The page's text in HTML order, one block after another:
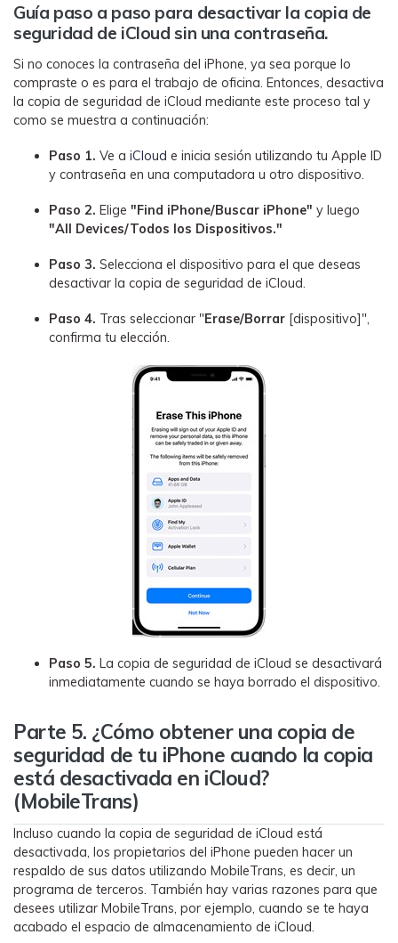
Guía paso a paso para desactivar la copia de
seguridad de iCloud sin una contraseña󠀲󠀡󠀠󠀥󠀩󠀧󠀣󠀨󠀨󠀳.
󠀰Si no conoces la contraseña del iPhone, ya sea porque lo
compraste o es para el trabajo de oficina.󠀲󠀡󠀠󠀥󠀩󠀧󠀣󠀨󠀩󠀳󠀰 Entonces, desactiva
la copia de seguridad de iCloud mediante este proceso tal y
como se muestra a continuación:󠀲󠀡󠀠󠀥󠀩󠀧󠀣󠀩󠀠󠀳
Paso 1. Ve a iCloud e inicia sesión utilizando tu Apple ID
y contraseña en una computadora u otro dispositivo.󠀲󠀡󠀠󠀥󠀩󠀧󠀣󠀩󠀢
Paso 2. Elige "Find iPhone/Buscar iPhone" y luego
"All Devices/Todos los Dispositivos."󠀲󠀡󠀠󠀥󠀩󠀧󠀣󠀩󠀤󠀳
Paso 3. Selecciona el dispositivo para el que deseas
desactivar la copia de seguridad de iCloud.󠀲󠀡󠀠󠀥󠀩󠀧󠀣󠀩󠀦󠀳
Paso 4. Tras seleccionar "Erase/Borrar [dispositivo]",
confirma tu elección.
Paso 5. La copia de seguridad de iCloud se desactivará
inmediatamente cuando se haya borrado el dispositivo.󠀲󠀡󠀠󠀥󠀩󠀧󠀤󠀠󠀠󠀳
Parte 5. ¿Cómo obtener una copia de
seguridad de tu iPhone cuando la copia
está desactivada en iCloud?
(MobileTrans)
Incluso cuando la copia de seguridad de iCloud está
desactivada, los propietarios del iPhone pueden hacer un
respaldo de sus datos utilizando MobileTrans, es decir, un
programa de terceros.󠀲󠀡󠀠󠀥󠀩󠀧󠀤󠀠󠀣󠀳󠀰 También hay varias razones para que
desees utilizar MobileTrans, por ejemplo, cuando se te haya
acabado el espacio de almacenamiento de iCloud.󠀲󠀡󠀠󠀥󠀩󠀧󠀤󠀠󠀤󠀳